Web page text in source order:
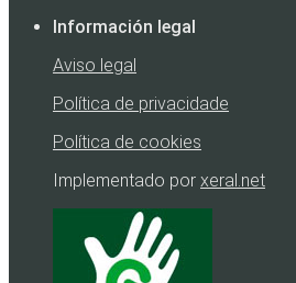
Información legal
Aviso legal
Política de privacidade
Política de cookies
Implementado por xeral.net